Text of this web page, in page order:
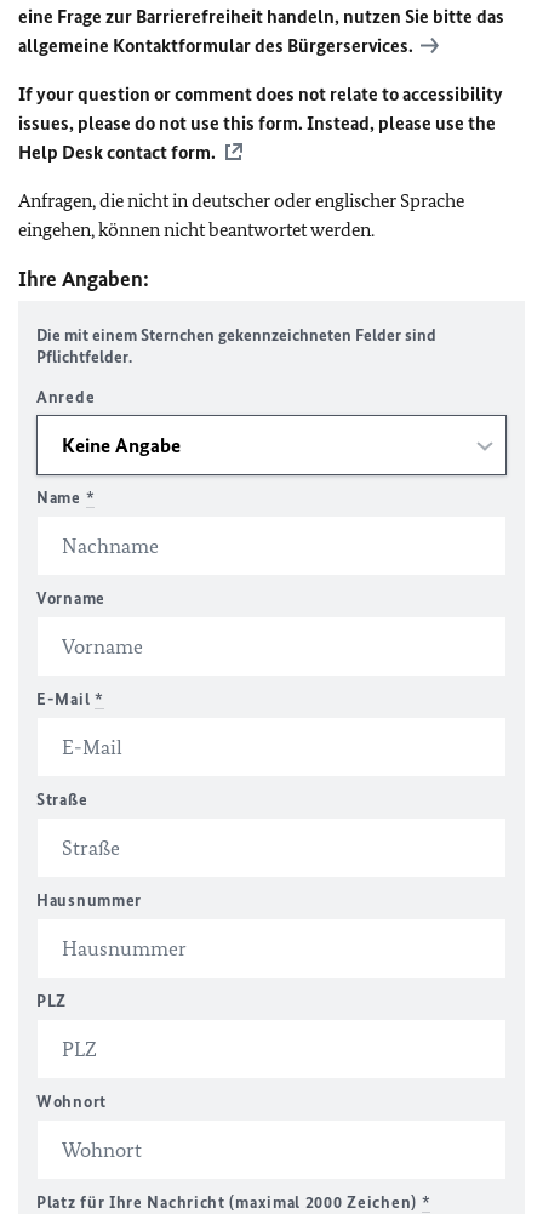
eine Frage zur Barrierefreiheit handeln, nutzen Sie bitte das
allgemeine Kontaktformular des Bürgerservices.
If your question or comment does not relate to accessibility
issues, please do not use this form. Instead, please use the
Help Desk contact form.
Anfragen, die nicht in deutscher oder englischer Sprache
eingehen, können nicht beantwortet werden.
Ihre Angaben:
Die mit einem Sternchen gekennzeichneten Felder sind
Pflichtfelder.
Anrede
Name *
Vorname
E-Mail *
Straße
Hausnummer
PLZ
Wohnort
Platz für Ihre Nachricht (maximal 2000 Zeichen) *